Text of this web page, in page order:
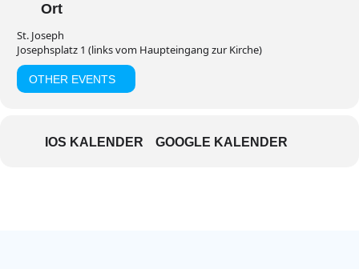
Ort
St. Joseph
Josephsplatz 1 (links vom Haupteingang zur Kirche)
OTHER EVENTS
IOS KALENDER GOOGLE KALENDER